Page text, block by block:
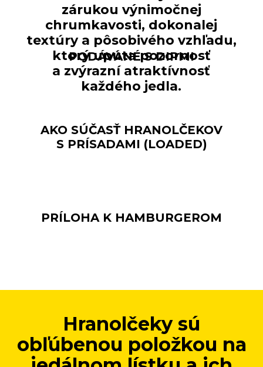
zárukou výnimočnej
chrumkavosti, dokonalej
textúry a pôsobivého vzhľadu,
ktorý upúta pozornosť
a zvýrazní atraktívnosť
každého jedla.
PODÁVANÉ S DIPMI
AKO SÚČASŤ HRANOLČEKOV
S PRÍSADAMI (LOADED)
PRÍLOHA K HAMBURGEROM
Hranolčeky sú
obľúbenou položkou na